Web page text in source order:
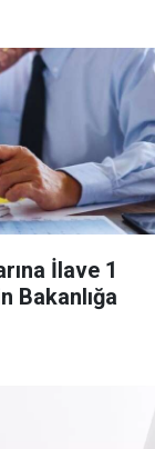
İlave 1
Bakanlığa